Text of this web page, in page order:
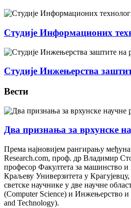
Студије Информационих
Студије Инжењерства
Вести
Два признања за врхунске
Према најновијем рангирању
Research.com, проф. др Владимир
професор Факултета за машинство и
Краљеву Универзитета у Крагујевцу,
светске научнике у две научне
(Computer Science) и Инжењерство и
and Technology).